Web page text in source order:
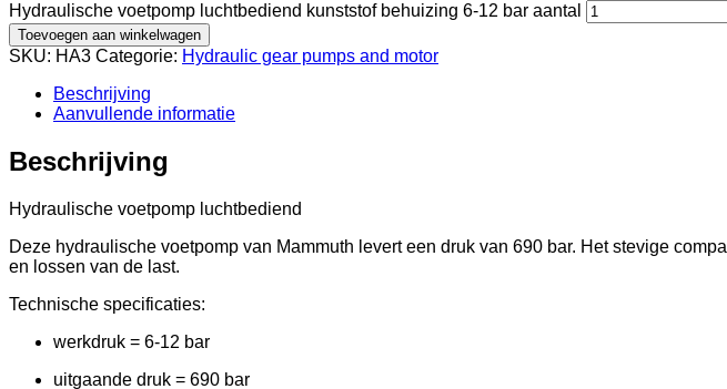
Hydraulische voetpomp luchtbediend kunststof behuizing 6-12 bar aantal
Toevoegen aan winkelwagen
SKU: HA3 Categorie: Hydraulic gear pumps and motor
Beschrijving
Aanvullende informatie
Beschrijving
Hydraulische voetpomp luchtbediend
Deze hydraulische voetpomp van Mammuth levert een druk van 690 bar. Het stevige
en lossen van de last.
Technische specificaties:
werkdruk = 6-12 bar
uitgaande druk = 690 bar